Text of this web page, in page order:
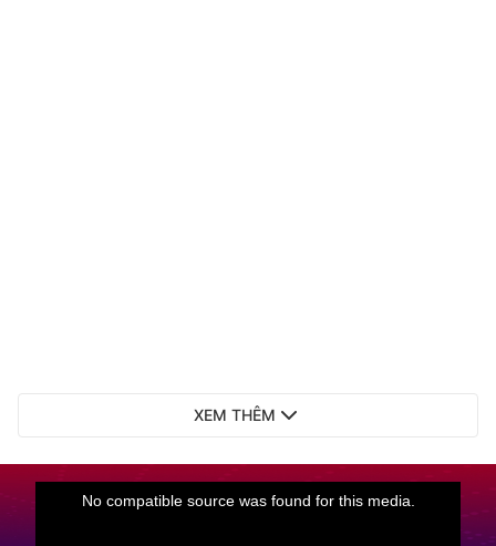
XEM THÊM